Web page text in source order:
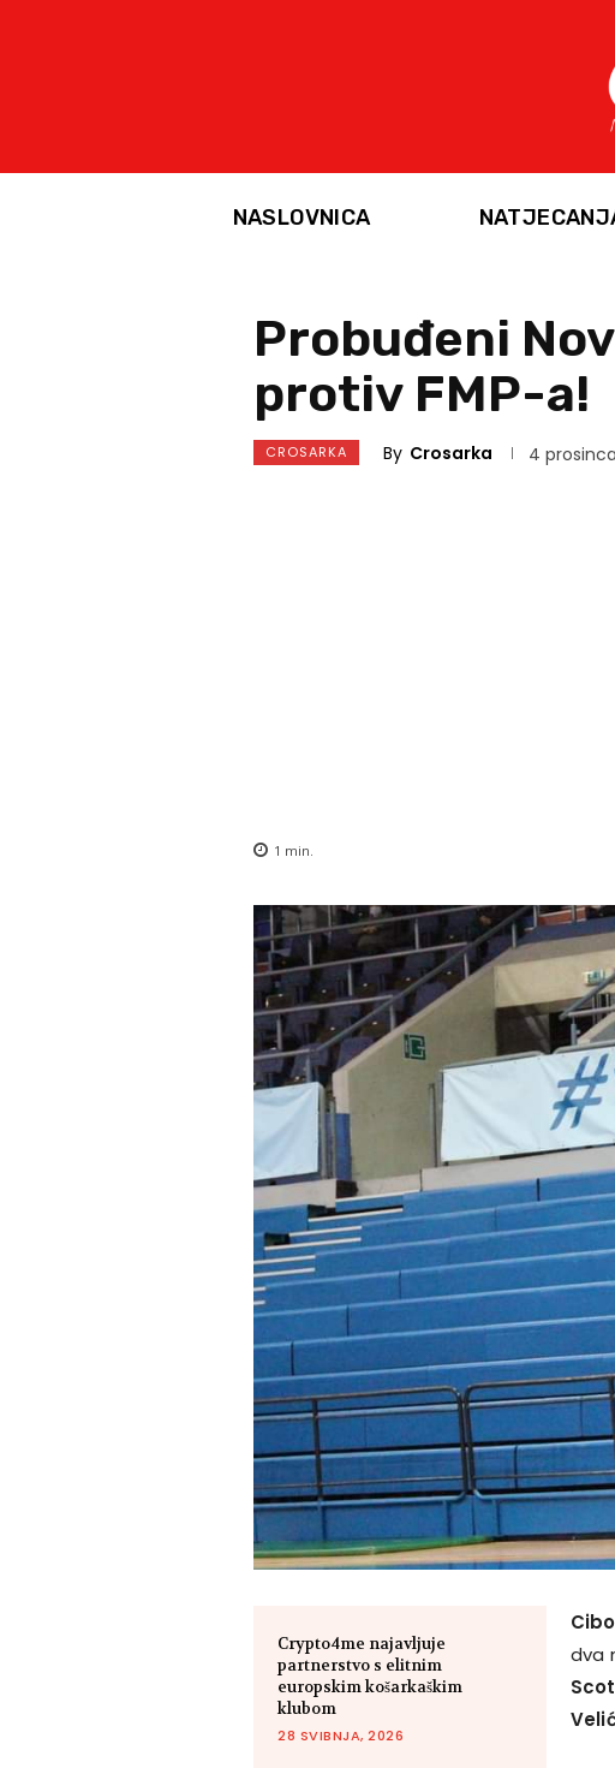
NASLOVNICA
Probuđeni
protiv FMP-a!
CROSARKA By Crosarka 4
1 min.
Crypto4me najavljuje
partnerstvo s elitnim
europskim košarkaškim
klubom
28 SVIBNJA, 2026
dva